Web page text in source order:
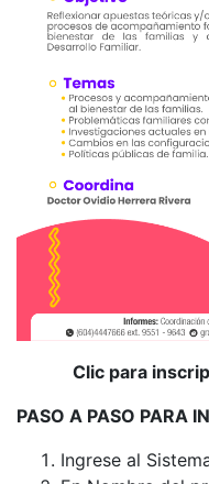
Clic para
PASO A PASO PARA
Ingrese al